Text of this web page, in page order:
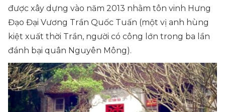
được xây dựng vào năm 2013 nhằm tôn vinh Hưng
Đạo Đại Vương Trần Quốc Tuấn (một vị anh hùng
kiệt xuất thời Trần, người có công lớn trong ba lần
đánh bại quân Nguyên Mông).